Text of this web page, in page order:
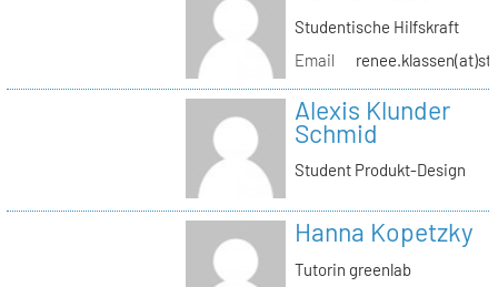
Studentische Hilfskraft
Email
Alexis Klunder
Schmid
Student Produkt-Design
Hanna Kopetzky
Tutorin greenlab